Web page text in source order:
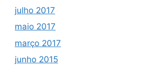
julho 2017
maio 2017
março 2017
junho 2015